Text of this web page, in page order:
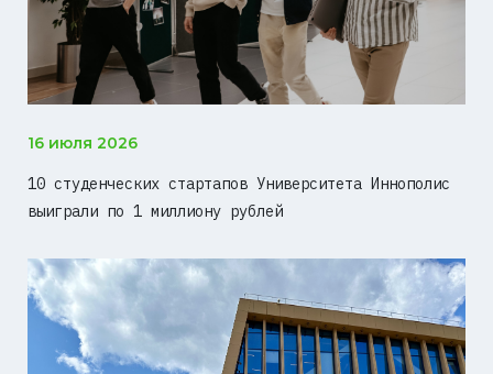
16 июля 2026
10 студенческих стартапов Университета Иннополис
выиграли по 1 миллиону рублей